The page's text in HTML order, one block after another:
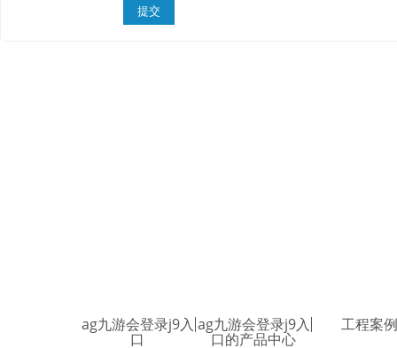
ag九游会登录j9入
口
ag九游会登录j9入
口的产品中心
工程案例